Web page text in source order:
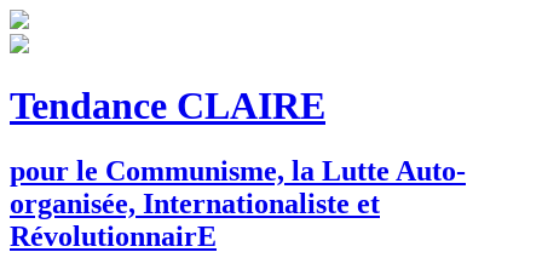
Tendance CLAIRE
pour le Communisme, la Lutte Auto-
organisée, Internationaliste et
RévolutionnairE